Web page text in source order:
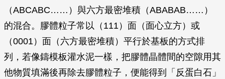
（ABCABC……）與六方最密堆積（ABABAB……）
的混合。膠體粒子常以（111）面（面心立方）或
（0001）面（六方最密堆積）平行於基板的方式排
列，若像鑄模板灌水泥一樣，把膠體晶體間的空隙用其
他物質填滿後再除去膠體粒子，便能得到「反蛋白石」